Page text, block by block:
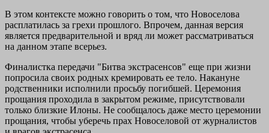
В этом контексте можно говорить о том, что Новоселова
расплатилась за грехи прошлого. Впрочем, данная версия
является предварительной и вряд ли может рассматриваться
на данном этапе всерьез.
Финалистка передачи "Битва экстрасенсов" еще при жизни
попросила своих родных кремировать ее тело. Накануне
родственники исполнили просьбу погибшей. Церемония
прощания проходила в закрытом режиме, присутствовали
только близкие Илоны. Не сообщалось даже место церемонии
прощания, чтобы уберечь прах Новоселовой от журналистов